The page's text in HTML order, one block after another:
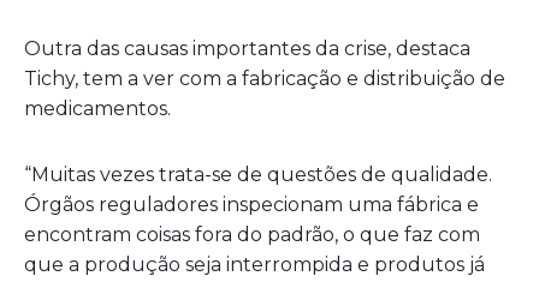
Outra das causas importantes da crise, destaca
Tichy, tem a ver com a fabricação e distribuição de
medicamentos.
“Muitas vezes trata-se de questões de qualidade.
Órgãos reguladores inspecionam uma fábrica e
encontram coisas fora do padrão, o que faz com
que a produção seja interrompida e produtos já